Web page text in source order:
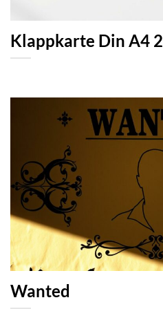
Klappkarte Din A4 2
Wanted